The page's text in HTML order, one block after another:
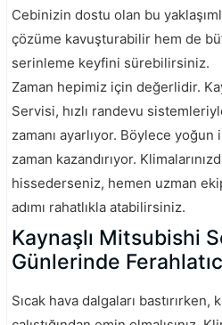
Cebinizin dostu olan bu
çözüme kavuşturabilir hem de
serinleme keyfini sürebilirsiniz.
Zaman hepimiz için değerlidir.
Servisi, hızlı randevu
zamanı ayarlıyor. Böylece
zaman kazandırıyor.
hissederseniz, hemen uzman
adımı rahatlıkla atabilirsiniz.
Kaynaşlı Mitsubishi
Günlerinde
Sıcak hava dalgaları bastırırken,